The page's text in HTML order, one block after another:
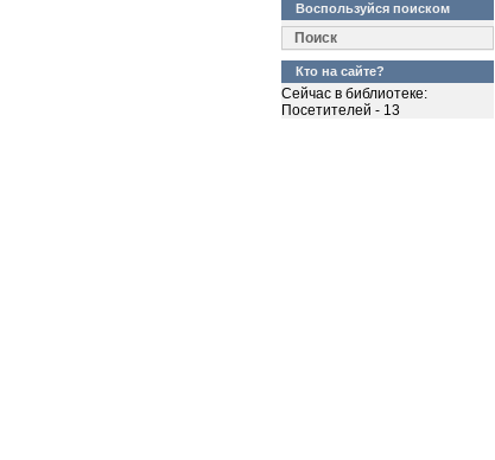
Воспользуйся поиском
Поиск
Кто на сайте?
Сейчас в библиотеке:
Посетителей - 13